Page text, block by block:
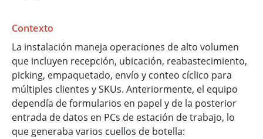
Contexto
La instalación maneja operaciones de alto volumen
que incluyen recepción, ubicación, reabastecimiento,
picking, empaquetado, envío y conteo cíclico para
múltiples clientes y SKUs. Anteriormente, el equipo
dependía de formularios en papel y de la posterior
entrada de datos en PCs de estación de trabajo, lo
que generaba varios cuellos de botella: